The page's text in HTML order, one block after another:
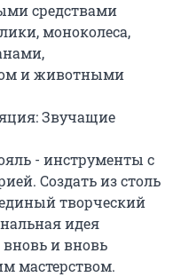
средствами
моноколеса,
и животными
Звучащие
- инструменты с
Создать из столь
творческий
идея
и вновь
мастерством.